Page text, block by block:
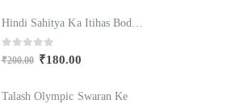
Hindi Sahitya Ka Itihas Bodhgamya Path
0out of 5
₹200.00 ₹180.00
Talash Olympic Swaran Ke